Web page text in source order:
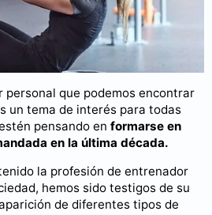
personal que podemos encontrar
un tema de interés para todas
pensando en formarse en
en la última década.
la profesión de entrenador
hemos sido testigos de su
de diferentes tipos de